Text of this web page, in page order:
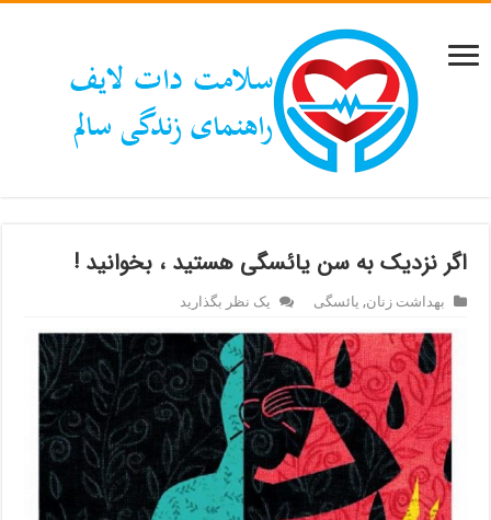
اگر نزدیک به سن یائسگی هستید ، بخوانید !
بهداشت زنان, یائسگی یک نظر بگذارید